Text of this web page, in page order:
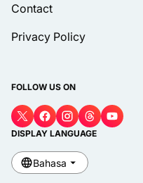
Contact
Privacy Policy
FOLLOW US ON
DISPLAY LANGUAGE
Bahasa